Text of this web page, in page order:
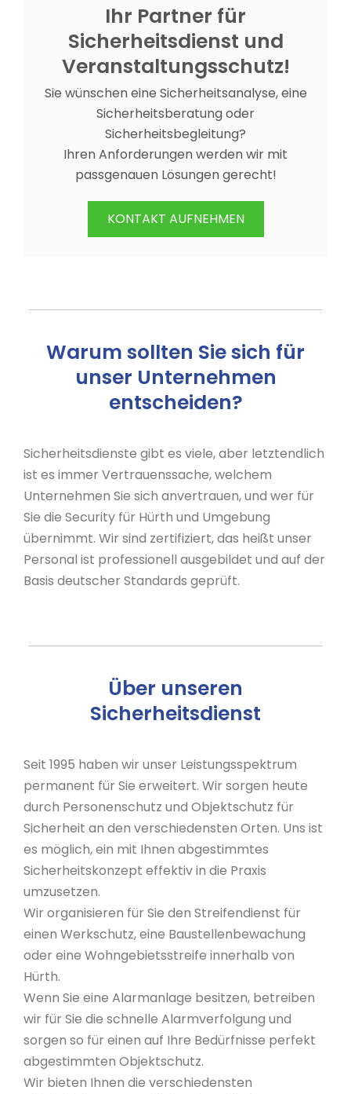
Ihr Partner für
Sicherheitsdienst und
Veranstaltungsschutz!
Sie wünschen eine Sicherheitsanalyse, eine
Sicherheitsberatung oder
Sicherheitsbegleitung?
Ihren Anforderungen werden wir mit
passgenauen Lösungen gerecht!
KONTAKT AUFNEHMEN
Warum sollten Sie sich für
unser Unternehmen
entscheiden?
Sicherheitsdienste gibt es viele, aber letztendlich
ist es immer Vertrauenssache, welchem
Unternehmen Sie sich anvertrauen, und wer für
Sie die Security für Hürth und Umgebung
übernimmt. Wir sind zertifiziert, das heißt unser
Personal ist professionell ausgebildet und auf der
Basis deutscher Standards geprüft.
Über unseren
Sicherheitsdienst
Seit 1995 haben wir unser Leistungsspektrum
permanent für Sie erweitert. Wir sorgen heute
durch Personenschutz und Objektschutz für
Sicherheit an den verschiedensten Orten. Uns ist
es möglich, ein mit Ihnen abgestimmtes
Sicherheitskonzept effektiv in die Praxis
umzusetzen.
Wir organisieren für Sie den Streifendienst für
einen Werkschutz, eine Baustellenbewachung
oder eine Wohngebietsstreife innerhalb von
Hürth.
Wenn Sie eine Alarmanlage besitzen, betreiben
wir für Sie die schnelle Alarmverfolgung und
sorgen so für einen auf Ihre Bedürfnisse perfekt
abgestimmten Objektschutz.
Wir bieten Ihnen die verschiedensten